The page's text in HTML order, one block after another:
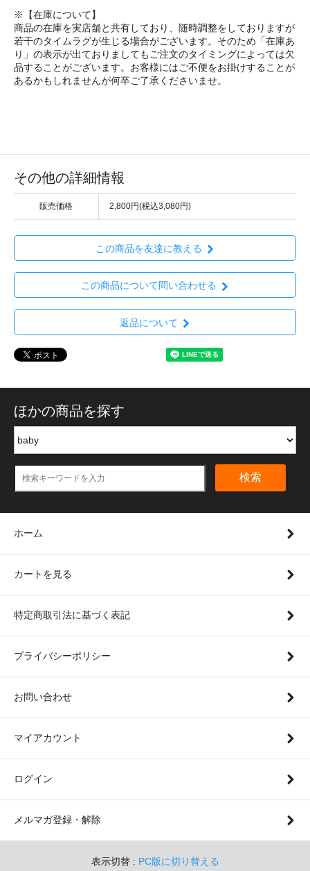
※【在庫について】
商品の在庫を実店舗と共有しており、随時調整をしておりますが
若干のタイムラグが生じる場合がございます。そのため「在庫あ
り」の表示が出ておりましてもご注文のタイミングによっては欠
品することがございます。お客様にはご不便をお掛けすることが
あるかもしれませんが何卒ご了承くださいませ。
その他の詳細情報
販売価格 2,800円(税込3,080円)
この商品を友達に教える
この商品について問い合わせる
返品について
ほかの商品を探す
検索
ホーム
カートを見る
特定商取引法に基づく表記
プライバシーポリシー
お問い合わせ
マイアカウント
ログイン
メルマガ登録・解除
表示切替 : PC版に切り替える